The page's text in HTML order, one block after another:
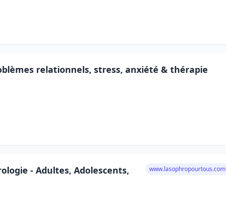
relationnels, stress, anxiété & thérapie
- Adultes, Adolescents,
www.lasophropourtous.com